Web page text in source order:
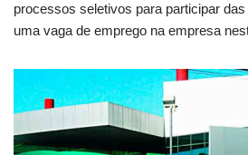
processos seletivos para participar
uma vaga de emprego na empresa